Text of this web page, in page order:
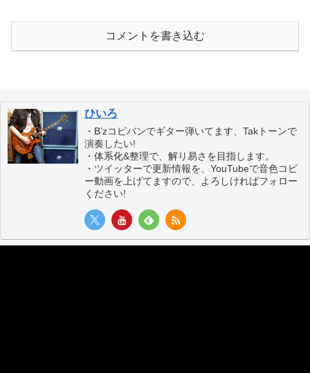
コメントを書き込む
ひいろ
・B’zコピバンでギター弾いてます、Takトーンで
演奏したい!
・体系化&整理で、解り易さを目指します。
・ツイッターで更新情報を、YouTubeで音色コピ
ー動画を上げてますので、よろしければフォロー
ください!